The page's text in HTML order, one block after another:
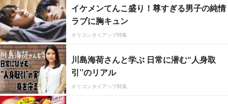
イケメンてんこ盛り！尊すぎる男子の純情
ラブに胸キュン
オリコンタイアップ特集
川島海荷さんと学ぶ 日常に潜む“人身取
引”のリアル
オリコンタイアップ特集